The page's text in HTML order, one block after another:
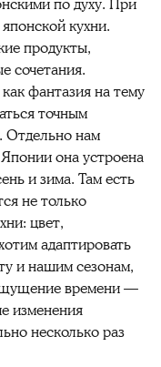
по духу. При
кухни.
продукты,
сочетания.
фантазия на тему
точным
Отдельно нам
она устроена
и зима. Там есть
не только
цвет,
адаптировать
и нашим сезонам,
времени —
изменения
несколько раз